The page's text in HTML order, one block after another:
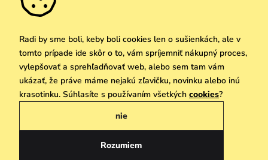
Predajne
Copyright © 2026 Vuch s.r.o. Všetky práva vyhradené. Technicky zabezpečuje
Simplia.cz
Radi by sme boli, keby boli cookies len o sušienkách, ale v
tomto prípade ide skôr o to, vám spríjemniť nákupný proces,
vylepšovať a sprehľadňovať web, alebo sem tam vám
ukázať, že práve máme nejakú zľavičku, novinku alebo inú
krasotinku. Súhlasíte s používaním všetkých cookies?
nie
Rozumiem